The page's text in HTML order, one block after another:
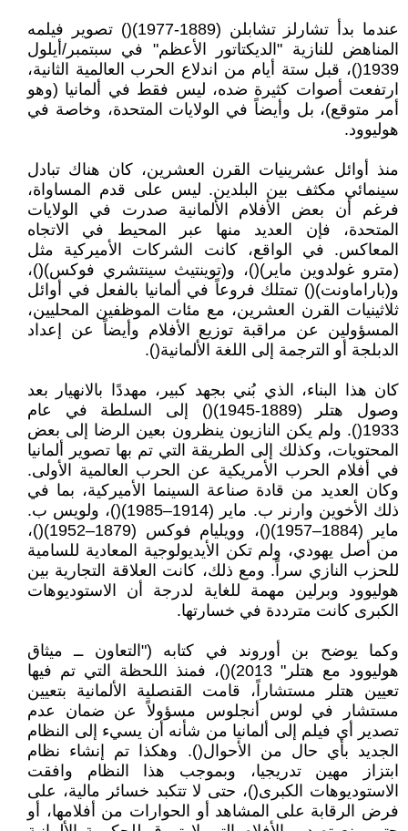
عندما بدأ تشارلز تشابلن (1889-1977)() تصوير فيلمه
المناهض للنازية "الديكتاتور الأعظم" في سبتمبر/أيلول
1939()، قبل ستة أيام من اندلاع الحرب العالمية الثانية،
ارتفعت أصوات كثيرة ضده، ليس فقط في ألمانيا (وهو
أمر متوقع)، بل وأيضاً في الولايات المتحدة، وخاصة في
هوليوود.
منذ أوائل عشرينيات القرن العشرين، كان هناك تبادل
سينمائي مكثف بين البلدين. ليس على قدم المساواة،
فرغم أن بعض الأفلام الألمانية صدرت في الولايات
المتحدة، فإن العديد منها عبر المحيط في الاتجاه
المعاكس. في الواقع، كانت الشركات الأميركية مثل
(مترو غولدوين ماير)()، و(توينتيث سينتشري فوكس)()،
و(باراماونت)() تمتلك فروعاً في ألمانيا بالفعل في أوائل
ثلاثينيات القرن العشرين، مع مئات الموظفين المحليين،
المسؤولين عن مراقبة توزيع الأفلام وأيضاً عن إعداد
الدبلجة أو الترجمة إلى اللغة الألمانية().
كان هذا البناء، الذي بُني بجهد كبير، مهددًا بالانهيار بعد
وصول هتلر (1889-1945)() إلى السلطة في عام
1933(). ولم يكن النازيون ينظرون بعين الرضا إلى بعض
المحتويات، وكذلك إلى الطريقة التي تم بها تصوير ألمانيا
في أفلام الحرب الأمريكية عن الحرب العالمية الأولى.
وكان العديد من قادة صناعة السينما الأميركية، بما في
ذلك الأخوين وارنر ب. ماير (1914–1985)()، ولويس ب.
ماير (1884–1957)()، وويليام فوكس (1879–1952)()،
من أصل يهودي، ولم تكن الأيديولوجية المعادية للسامية
للحزب النازي سراً. ومع ذلك، كانت العلاقة التجارية بين
هوليوود وبرلين مهمة للغاية لدرجة أن الاستوديوهات
الكبرى كانت مترددة في خسارتها.
وكما يوضح بن أوروند في كتابه ("التعاون ــ ميثاق
هوليوود مع هتلر" 2013)()، فمنذ اللحظة التي تم فيها
تعيين هتلر مستشاراً، قامت القنصلية الألمانية بتعيين
مستشار في لوس أنجلوس مسؤولاً عن ضمان عدم
تصدير أي فيلم إلى ألمانيا من شأنه أن يسيء إلى النظام
الجديد بأي حال من الأحوال(). وهكذا تم إنشاء نظام
ابتزاز مهين تدريجيا، وبموجب هذا النظام وافقت
الاستوديوهات الكبرى()، حتى لا تتكبد خسائر مالية، على
فرض الرقابة على المشاهد أو الحوارات من أفلامها، أو